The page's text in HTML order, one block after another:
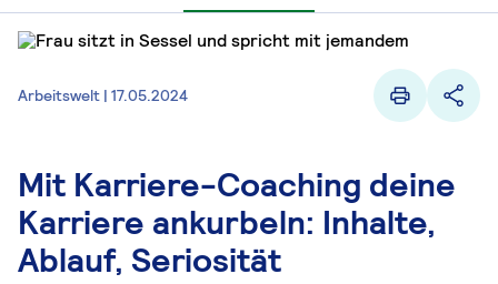
Arbeitswelt | 17.05.2024
Mit Karriere-Coaching deine
Karriere ankurbeln: Inhalte,
Ablauf, Seriosität